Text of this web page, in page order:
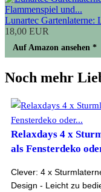
Lunartec Gartenlaterne:
18,00 EUR
Auf Amazon ansehen *
Noch mehr
Relaxdays 4 x
als Fensterdeko
Clever: 4 x
Design - Leicht zu